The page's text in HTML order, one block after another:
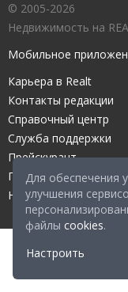
Для обеспечения
улучшения
файлы cookies.
Настроить
© 2005-2026
Недвижимость на
Мобильное
Карьера в Realt
Контакты редакции
Справочный центр
Служба поддержки
Прейскурант
Правовые документы
Настройка файлов